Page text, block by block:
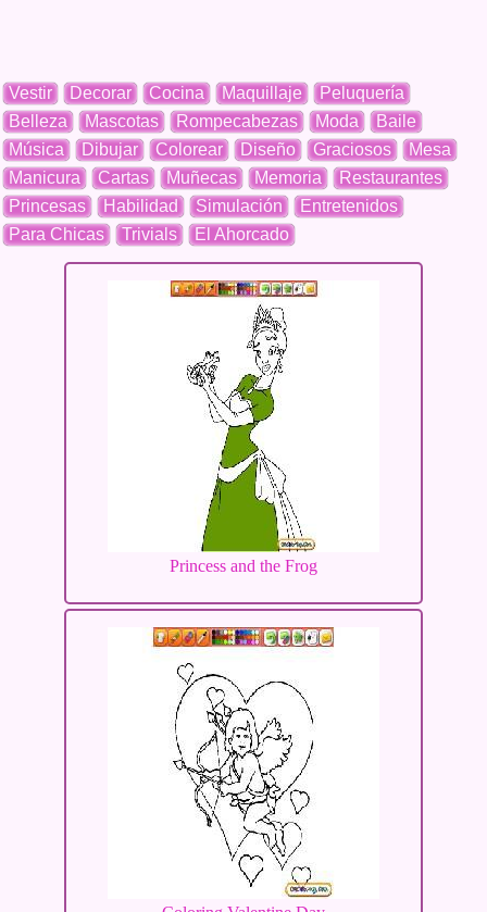
Vestir Decorar Cocina Maquillaje
Peluquería
Belleza
Mascotas Rompecabezas Moda
Baile
Música
Dibujar Colorear Diseño Graciosos
Mesa
Manicura
Cartas Muñecas Memoria
Restaurantes
Princesas
Habilidad Simulación
Entretenidos
Para Chicas
Trivials El Ahorcado
Princess and the Frog